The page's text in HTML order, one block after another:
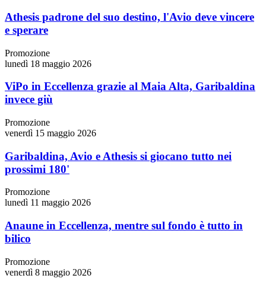
Athesis padrone del suo destino, l'Avio deve vincere
e sperare
Promozione
lunedì 18 maggio 2026
ViPo in Eccellenza grazie al Maia Alta, Garibaldina
invece giù
Promozione
venerdì 15 maggio 2026
Garibaldina, Avio e Athesis si giocano tutto nei
prossimi 180'
Promozione
lunedì 11 maggio 2026
Anaune in Eccellenza, mentre sul fondo è tutto in
bilico
Promozione
venerdì 8 maggio 2026